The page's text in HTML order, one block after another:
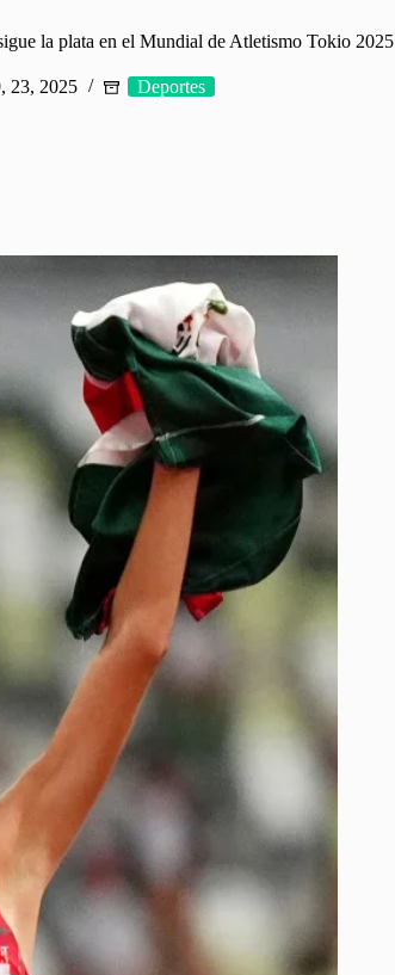
la plata en el Mundial de Atletismo Tokio 2025
23, 2025 Deportes